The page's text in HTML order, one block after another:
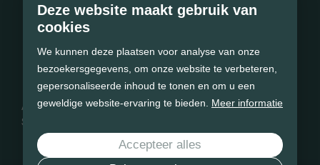
Deze website maakt gebruik van
cookies
We kunnen deze plaatsen voor analyse van onze
bezoekersgegevens, om onze website te verbeteren,
gepersonaliseerde inhoud te tonen en om u een
geweldige website-ervaring te bieden. Meer informatie
Accepteer alles
Algemene voorwaardenPrivacy policyCookie statement
Sitemap